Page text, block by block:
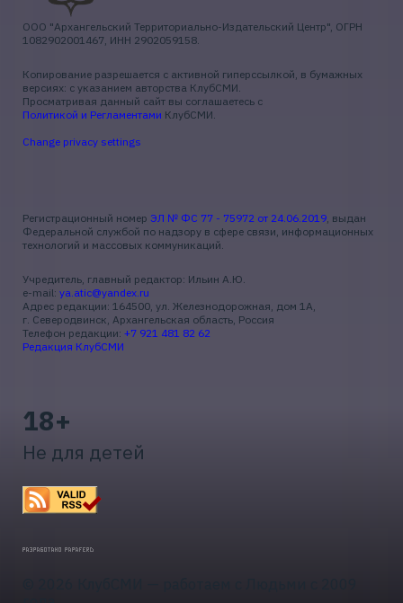
ООО "Архангельский Территориально-Издательский Центр", ОГРН
1082902001467, ИНН 2902059158.
Копирование разрешается с активной гиперссылкой, в бумажных
версиях: с указанием авторства КлубСМИ.
Просматривая данный сайт вы соглашаетесь с
Политикой и Регламентами КлубСМИ.
Change privacy settings
Регистрационный номер ЭЛ № ФС 77 - 75972 от 24.06.2019, выдан
Федеральной службой по надзору в сфере связи, информационных
технологий и массовых коммуникаций.
Учредитель, главный редактор: Ильин А.Ю.
e-mail: ya.atic@yandex.ru
Адрес редакции: 164500, ул. Железнодорожная, дом 1А,
г. Северодвинск, Архангельская область, Россия
Телефон редакции: +7 921 481 82 62
Редакция КлубСМИ
18+
Не для детей